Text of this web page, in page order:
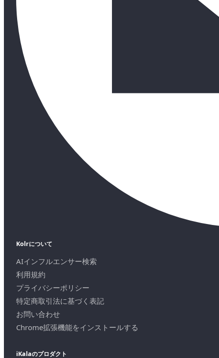
Kolrについて
AIインフルエンサー検索
利用規約
プライバシーポリシー
特定商取引法に基づく表記
お問い合わせ
Chrome拡張機能をインストールする
iKalaのプロダクト